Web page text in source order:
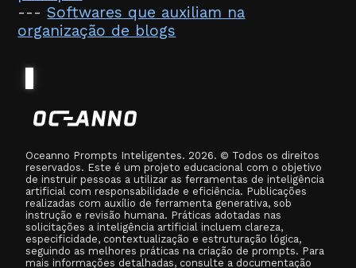
---Softwares que auxiliam na
organização de blogs
Oceanno Prompts Inteligentes. 2026. © Todos os direitos
reservados. Este é um projeto educacional com o objetivo
de instruir pessoas a utilizar as ferramentas de inteligência
artificial com responsabilidade e eficiência. Publicações
realizadas com auxílio de ferramenta generativa, sob
instrução e revisão humana. Práticas adotadas nas
solicitações a inteligência artificial incluem clareza,
especificidade, contextualização e estruturação lógica,
seguindo as melhores práticas na criação de prompts. Para
mais informações detalhadas, consulte a documentação